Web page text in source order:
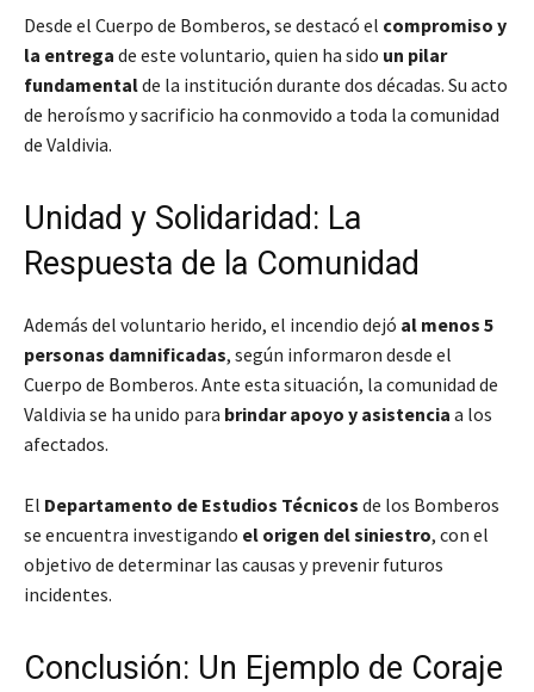
Desde el Cuerpo de Bomberos, se destacó el compromiso y
la entrega de este voluntario, quien ha sido un pilar
fundamentalde la institución durante dos décadas. Su acto
de heroísmo y sacrificio ha conmovido a toda la comunidad
de Valdivia.
Unidad y Solidaridad: La
Respuesta de la Comunidad
Además del voluntario herido, el incendio dejó al menos 5
personas damnificadas, según informaron desde el
Cuerpo de Bomberos. Ante esta situación, la comunidad de
Valdivia se ha unido para brindar apoyo y asistencia a los
afectados.
El Departamento de Estudios Técnicos de los Bomberos
se encuentra investigando el origen del siniestro, con el
objetivo de determinar las causas y prevenir futuros
incidentes.
Conclusión: Un Ejemplo de Coraje